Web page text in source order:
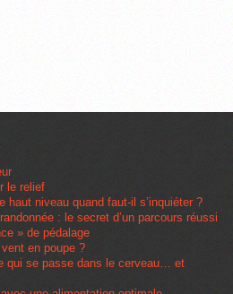
le relief
haut niveau quand faut-il s’inquiéter ?
: le secret d’un parcours réussi
» de pédalage
en poupe ?
qui se passe dans le cerveau… et